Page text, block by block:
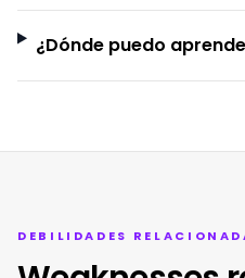
¿Dónde puedo
DEBILIDADES